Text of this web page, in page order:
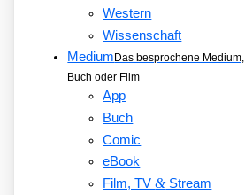
Western
Wissenschaft
Medium Das besprochene
Buch oder Film
App
Buch
Comic
eBook
Film, TV&Stream